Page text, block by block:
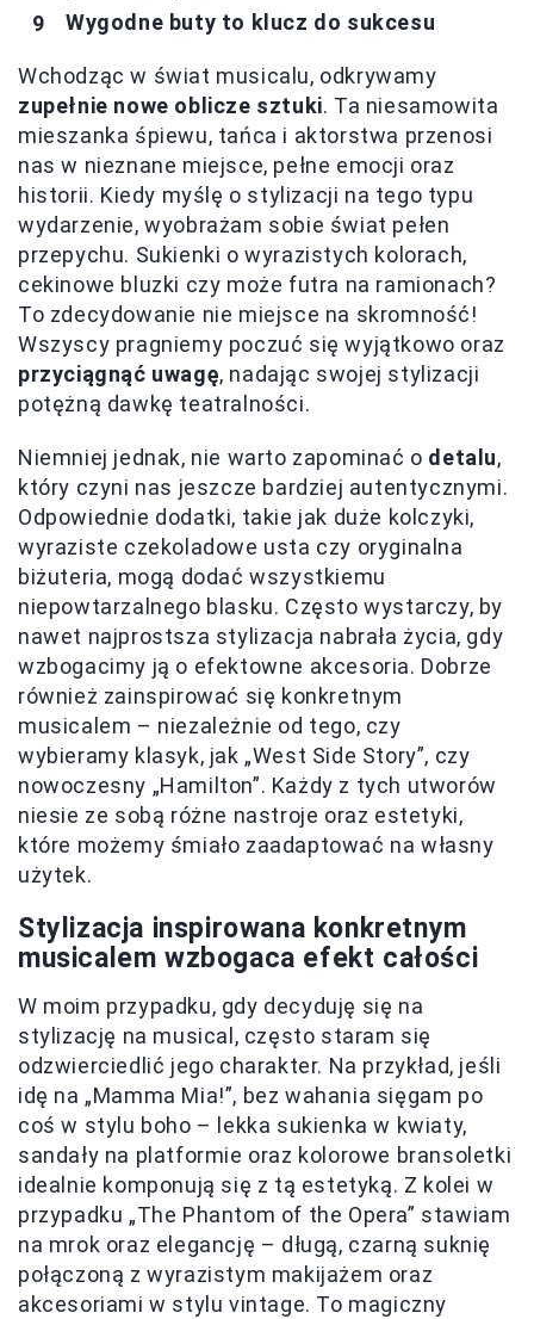
Wygodne buty to klucz do sukcesu
Wchodząc w świat musicalu, odkrywamy
zupełnie nowe oblicze sztuki. Ta niesamowita
mieszanka śpiewu, tańca i aktorstwa przenosi
nas w nieznane miejsce, pełne emocji oraz
historii. Kiedy myślę o stylizacji na tego typu
wydarzenie, wyobrażam sobie świat pełen
przepychu. Sukienki o wyrazistych kolorach,
cekinowe bluzki czy może futra na ramionach?
To zdecydowanie nie miejsce na skromność!
Wszyscy pragniemy poczuć się wyjątkowo oraz
przyciągnąć uwagę, nadając swojej stylizacji
potężną dawkę teatralności.
Niemniej jednak, nie warto zapominać o detalu,
który czyni nas jeszcze bardziej autentycznymi.
Odpowiednie dodatki, takie jak duże kolczyki,
wyraziste czekoladowe usta czy oryginalna
biżuteria, mogą dodać wszystkiemu
niepowtarzalnego blasku. Często wystarczy, by
nawet najprostsza stylizacja nabrała życia, gdy
wzbogacimy ją o efektowne akcesoria. Dobrze
również zainspirować się konkretnym
musicalem – niezależnie od tego, czy
wybieramy klasyk, jak „West Side Story”, czy
nowoczesny „Hamilton”. Każdy z tych utworów
niesie ze sobą różne nastroje oraz estetyki,
które możemy śmiało zaadaptować na własny
użytek.
Stylizacja inspirowana konkretnym
musicalem wzbogaca efekt całości
W moim przypadku, gdy decyduję się na
stylizację na musical, często staram się
odzwierciedlić jego charakter. Na przykład, jeśli
idę na „Mamma Mia!”, bez wahania sięgam po
coś w stylu boho – lekka sukienka w kwiaty,
sandały na platformie oraz kolorowe bransoletki
idealnie komponują się z tą estetyką. Z kolei w
przypadku „The Phantom of the Opera” stawiam
na mrok oraz elegancję – długą, czarną suknię
połączoną z wyrazistym makijażem oraz
akcesoriami w stylu vintage. To magiczny